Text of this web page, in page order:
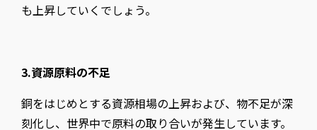
も上昇していくでしょう。
3.資源原料の不足
銅をはじめとする資源相場の上昇および、物不足が深
刻化し、世界中で原料の取り合いが発生しています。